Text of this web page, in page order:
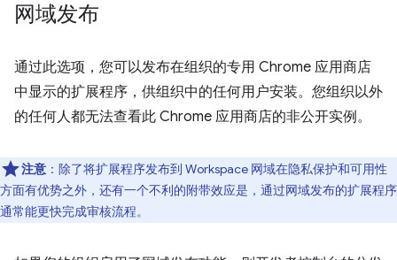
网域发布
通过此选项，您可以发布在组织的专用 Chrome 应用商店
中显示的扩展程序，供组织中的任何用户安装。您组织以外
的任何人都无法查看此 Chrome 应用商店的非公开实例。
注意 ：除了将扩展程序发布到 Workspace 网域在隐私保护和可用性
方面有优势之外，还有一个不利的附带效应是，通过网域发布的扩展程序
通常能更快完成审核流程。